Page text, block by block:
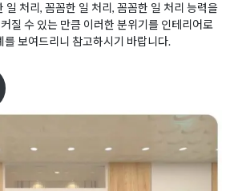
일 처리, 꼼꼼한 일 처리, 꼼꼼한 일 처리 능력을
질 수 있는 만큼 이러한 분위기를 인테리어로
보여드리니 참고하시기 바랍니다.